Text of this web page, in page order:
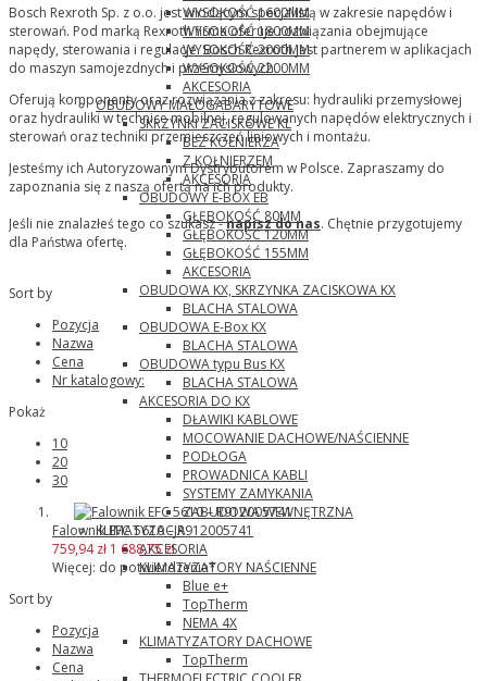
WYSOKOŚĆ 1600MM
WYSOKOŚĆ 1800MM
WYSOKOŚĆ 2000MM
WYSOKOŚĆ 2200MM
AKCESORIA
OBUDOWY MAŁOGABARYTOWE
SKRZYNKI ZACISKOWE KL
BEZ KOŁNIERZA
Z KOŁNIERZEM
AKCESORIA
OBUDOWY E-BOX EB
GŁĘBOKOŚĆ 80MM
GŁĘBOKOŚĆ 120MM
GŁĘBOKOŚĆ 155MM
AKCESORIA
OBUDOWA KX, SKRZYNKA ZACISKOWA KX
BLACHA STALOWA
OBUDOWA E-Box KX
BLACHA STALOWA
OBUDOWA typu Bus KX
BLACHA STALOWA
AKCESORIA DO KX
DŁAWIKI KABLOWE
MOCOWANIE DACHOWE/NAŚCIENNE
PODŁOGA
PROWADNICA KABLI
SYSTEMY ZAMYKANIA
ZABUDOWA WEWNĘTRZNA
KLIMATYZACJA
AKCESORIA
KLIMATYZATORY NAŚCIENNE
Blue e+
TopTherm
NEMA 4X
KLIMATYZATORY DACHOWE
TopTherm
Bosch Rexroth Sp. z o.o. jest wiodącym specjalistą w zakresie napędów i
sterowań. Pod marką Rexroth firma oferuje rozwiązania obejmujące
napędy, sterowania i regulacje. Bosch Rexroth jest partnerem w aplikacjach
do maszyn samojezdnych i przemysłowych.
Oferują komponenty oraz rozwiązania z zakresu: hydrauliki przemysłowej
oraz hydrauliki w technice mobilnej, regulowanych napędów elektrycznych i
sterowań oraz techniki przemieszczeń liniowych i montażu.
Jesteśmy ich Autoryzowanym Dystrybutorem w Polsce. Zapraszamy do
zapoznania się z naszą ofertą na ich produkty.
Jeśli nie znalazłeś tego co szukasz -napisz do nas. Chętnie przygotujemy
dla Państwa ofertę.
Sort by
Pozycja
Nazwa
Cena
Nr katalogowy:
Pokaż
10
20
30
Falownik EFC 5610 – R912005741
759,94 zł 1 688,75 zł
Więcej: do potwierdzenia*
Sort by
Pozycja
Nazwa
Cena